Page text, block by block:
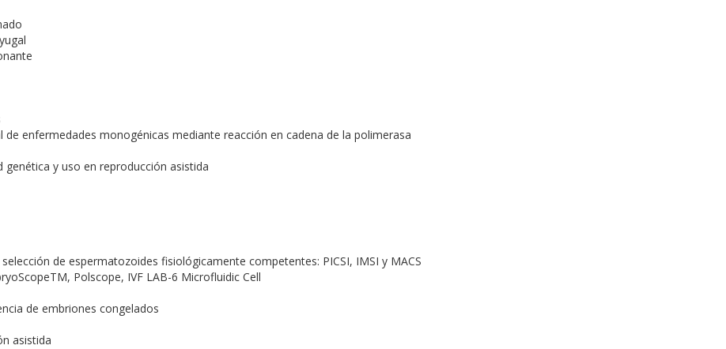
enfermedades monogénicas mediante reacción en cadena de la polimerasa
y uso en reproducción asistida
de espermatozoides fisiológicamente competentes: PICSI, IMSI y MACS
Polscope, IVF LAB-6 Microfluidic Cell
de embriones congelados
asistida